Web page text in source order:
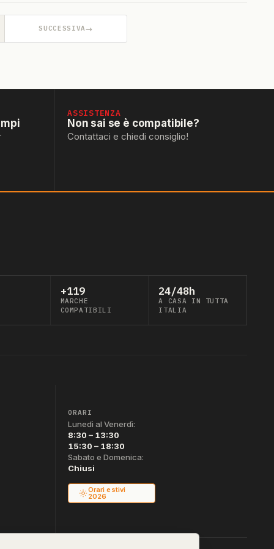
SUCCESSIVA→
ASSISTENZA
Non sai se è compatibile?
Contattaci e chiedi consiglio!
+119
MARCHE
COMPATIBILI
24/48h
A CASA IN TUTTA
ITALIA
ORARI
Lunedì al Venerdì:
8:30 – 13:30
15:30 – 18:30
Sabato e Domenica:
Chiusi
Orari estivi
2026